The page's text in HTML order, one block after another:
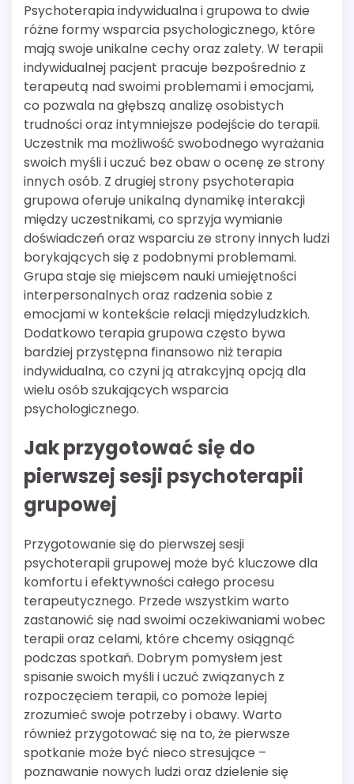
Psychoterapia indywidualna i grupowa to dwie
różne formy wsparcia psychologicznego, które
mają swoje unikalne cechy oraz zalety. W terapii
indywidualnej pacjent pracuje bezpośrednio z
terapeutą nad swoimi problemami i emocjami,
co pozwala na głębszą analizę osobistych
trudności oraz intymniejsze podejście do terapii.
Uczestnik ma możliwość swobodnego wyrażania
swoich myśli i uczuć bez obaw o ocenę ze strony
innych osób. Z drugiej strony psychoterapia
grupowa oferuje unikalną dynamikę interakcji
między uczestnikami, co sprzyja wymianie
doświadczeń oraz wsparciu ze strony innych ludzi
borykających się z podobnymi problemami.
Grupa staje się miejscem nauki umiejętności
interpersonalnych oraz radzenia sobie z
emocjami w kontekście relacji międzyludzkich.
Dodatkowo terapia grupowa często bywa
bardziej przystępna finansowo niż terapia
indywidualna, co czyni ją atrakcyjną opcją dla
wielu osób szukających wsparcia
psychologicznego.
Jak przygotować się do
pierwszej sesji psychoterapii
grupowej
Przygotowanie się do pierwszej sesji
psychoterapii grupowej może być kluczowe dla
komfortu i efektywności całego procesu
terapeutycznego. Przede wszystkim warto
zastanowić się nad swoimi oczekiwaniami wobec
terapii oraz celami, które chcemy osiągnąć
podczas spotkań. Dobrym pomysłem jest
spisanie swoich myśli i uczuć związanych z
rozpoczęciem terapii, co pomoże lepiej
zrozumieć swoje potrzeby i obawy. Warto
również przygotować się na to, że pierwsze
spotkanie może być nieco stresujące –
poznawanie nowych ludzi oraz dzielenie się